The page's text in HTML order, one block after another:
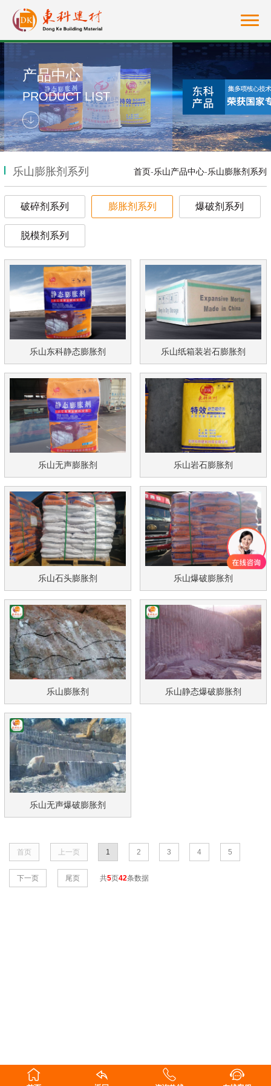
产品中心
PRODUCT LIST
乐山膨胀剂系列 首页-乐山产品中心-乐山膨胀剂系列
破碎剂系列 膨胀剂系列 爆破剂系列
脱模剂系列
乐山东科静态膨胀剂 乐山纸箱装岩石膨胀剂
乐山无声膨胀剂 乐山岩石膨胀剂
乐山石头膨胀剂 乐山爆破膨胀剂
乐山膨胀剂 乐山静态爆破膨胀剂
乐山无声爆破膨胀剂
首页 上一页 1 2 3 4 5
下一页 尾页 共5页42条数据